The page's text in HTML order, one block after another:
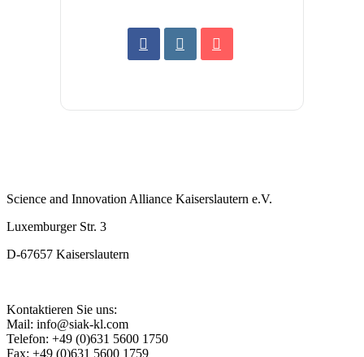
Science and Innovation Alliance Kaiserslautern e.V.
Luxemburger Str. 3
D-67657 Kaiserslautern
Kontaktieren Sie uns:
Mail: info@siak-kl.com
Telefon: +49 (0)631 5600 1750
Fax: +49 (0)631 5600 1759